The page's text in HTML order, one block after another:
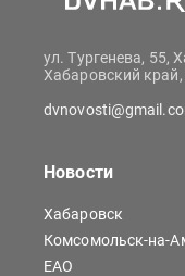
ул. Тургенева, 55,
Хабаровский
Новости
Хабаровск
Комсомольск-на-
ЕАО